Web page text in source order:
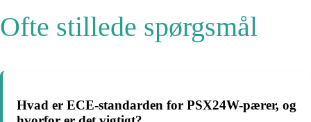
Ofte stillede spørgsmål
Hvad er ECE-standarden for PSX24W-pærer, og